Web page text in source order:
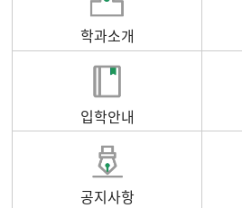
학과소개
입학안내
공지사항